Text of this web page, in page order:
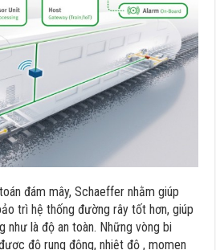
đám mây, Schaeffer nhằm giúp
trì hệ thống đường rây tốt hơn, giúp
như là độ an toàn. Những vòng bi
độ rung động, nhiệt độ , momen